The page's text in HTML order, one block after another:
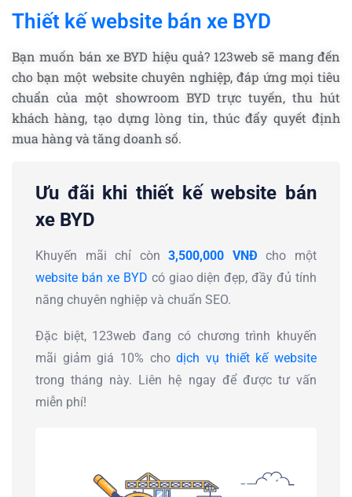
Thiết kế website bán xe BYD
Bạn muốn bán xe BYD hiệu quả? 123web sẽ mang đến
cho bạn một website chuyên nghiệp, đáp ứng mọi tiêu
chuẩn của một showroom BYD trực tuyến, thu hút
khách hàng, tạo dựng lòng tin, thúc đẩy quyết định
mua hàng và tăng doanh số.
Ưu đãi khi thiết kế website bán
xe BYD
Khuyến mãi chỉ còn3,500,000 VNĐ cho một
website bán xe BYD có giao diện đẹp, đầy đủ tính
năng chuyên nghiệp và chuẩn SEO.
Đặc biệt, 123web đang có chương trình khuyến
mãi giảm giá 10% chodịch vụ thiết kế website
trong tháng này. Liên hệ ngay để được tư vấn
miễn phí!